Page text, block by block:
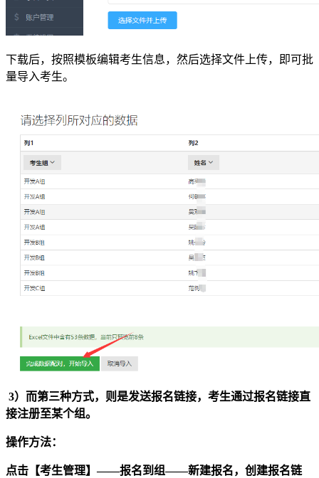
下载后，按照模板编辑考生信息，然后选择文件上传，即可批
量导入考生。
3）而第三种方式，则是发送报名链接，考生通过报名链接直
接注册至某个组。
操作方法：
点击【考生管理】——报名到组——新建报名，创建报名链